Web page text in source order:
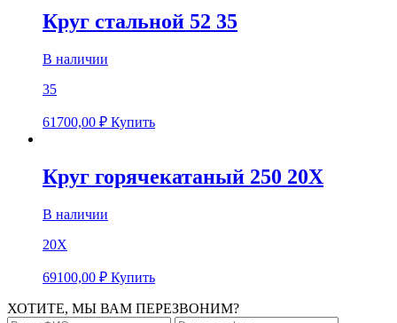
Круг стальной 52 35
В наличии
35
61700,00 ₽ Купить
Круг горячекатаный 250 20Х
В наличии
20Х
69100,00 ₽ Купить
ХОТИТЕ, МЫ ВАМ ПЕРЕЗВОНИМ?